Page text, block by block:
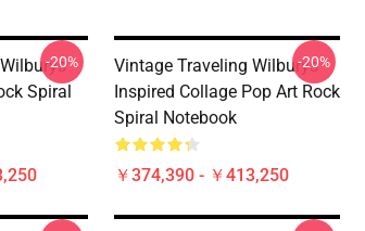
Spiral
-20%
Vintage Traveling Wilburys
Inspired Collage Pop Art Rock
Spiral Notebook
￥374,390 - ￥413,250
-20%